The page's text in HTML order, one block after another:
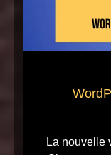
La nouvelle